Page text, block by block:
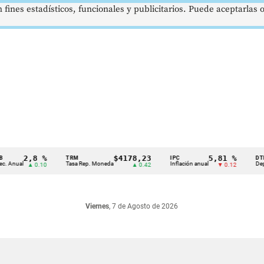
2,8 %
▲ 0.10 Tasa Rep. Moneda
$4178,23
▲ 0.42 Inflación anual
5,81 %
▼ 0.12 Dep.
Viernes, 7 de Agosto de 2026
estadísticos, funcionales y publicitarios. Puede aceptarlas